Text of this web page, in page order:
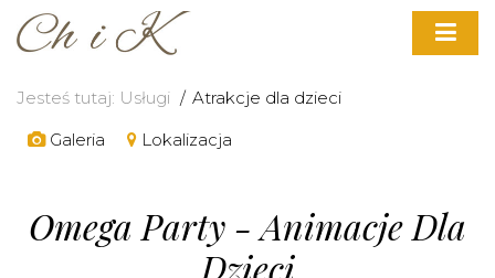
Jesteś tutaj: Usługi
Atrakcje dla dzieci
Galeria
Lokalizacja
Omega Party - Animacje Dla
Dzieci